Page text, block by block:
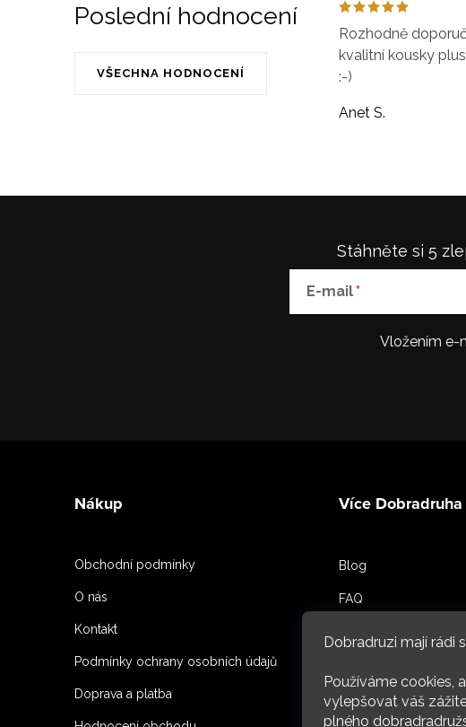
Dobradruzi mají rádi
Používáme cookies,
vylepšovat váš
plného
Poslední hodnocení
VŠECHNA HODNOCENÍ
Rozhodně
kvalitní kousky
:-)
Anet S.
Stáhněte si 5
E-mail
Vložením e-
Nákup
Obchodní podmínky
O nás
Kontakt
Podmínky ochrany osobních údajů
Doprava a platba
Více Dobradruha
Blog
FAQ
O nás